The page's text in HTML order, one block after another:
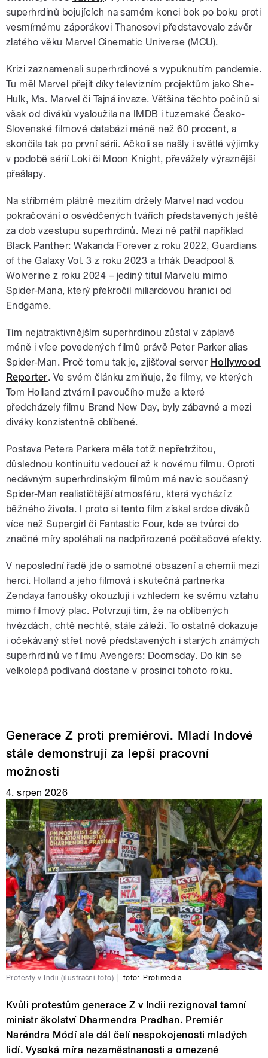
superhrdinů bojujících na samém konci bok po boku proti
vesmírnému záporákovi Thanosovi představovalo závěr
zlatého věku Marvel Cinematic Universe (MCU).
Krizi zaznamenali superhrdinové s vypuknutím pandemie.
Tu měl Marvel přejít díky televizním projektům jako She-
Hulk, Ms. Marvel či Tajná invaze. Většina těchto počinů si
však od diváků vysloužila na IMDB i tuzemské Česko-
Slovenské filmové databázi méně než 60 procent, a
skončila tak po první sérii. Ačkoli se našly i světlé výjimky
v podobě sérií Loki či Moon Knight, převážely výraznější
přešlapy.
Na stříbrném plátně mezitím držely Marvel nad vodou
pokračování o osvědčených tvářích představených ještě
za dob vzestupu superhrdinů. Mezi ně patřil například
Black Panther: Wakanda Forever z roku 2022, Guardians
of the Galaxy Vol. 3 z roku 2023 a trhák Deadpool &
Wolverine z roku 2024 – jediný titul Marvelu mimo
Spider-Mana, který překročil miliardovou hranici od
Endgame.
Tím nejatraktivnějším superhrdinou zůstal v záplavě
méně i více povedených filmů právě Peter Parker alias
Spider-Man. Proč tomu tak je, zjišťoval server Hollywood
Reporter. Ve svém článku zmiňuje, že filmy, ve kterých
Tom Holland ztvárnil pavoučího muže a které
předcházely filmu Brand New Day, byly zábavné a mezi
diváky konzistentně oblíbené.
Postava Petera Parkera měla totiž nepřetržitou,
důslednou kontinuitu vedoucí až k novému filmu. Oproti
nedávným superhrdinským filmům má navíc současný
Spider-Man realističtější atmosféru, která vychází z
běžného života. I proto si tento film získal srdce diváků
více než Supergirl či Fantastic Four, kde se tvůrci do
značné míry spoléhali na nadpřirozené počítačové efekty.
V neposlední řadě jde o samotné obsazení a chemii mezi
herci. Holland a jeho filmová i skutečná partnerka
Zendaya fanoušky okouzlují i vzhledem ke svému vztahu
mimo filmový plac. Potvrzují tím, že na oblíbených
hvězdách, chtě nechtě, stále záleží. To ostatně dokazuje
i očekávaný střet nově představených i starých známých
superhrdinů ve filmu Avengers: Doomsday. Do kin se
velkolepá podívaná dostane v prosinci tohoto roku.
Generace Z proti premiérovi. Mladí Indové
stále demonstrují za lepší pracovní
možnosti
4. srpen 2026
Protesty v Indii (ilustrační foto) foto: Profimedia
Kvůli protestům generace Z v Indii rezignoval tamní
ministr školství Dharmendra Pradhan. Premiér
Naréndra Módí ale dál čelí nespokojenosti mladých
lidí. Vysoká míra nezaměstnanosti a omezené